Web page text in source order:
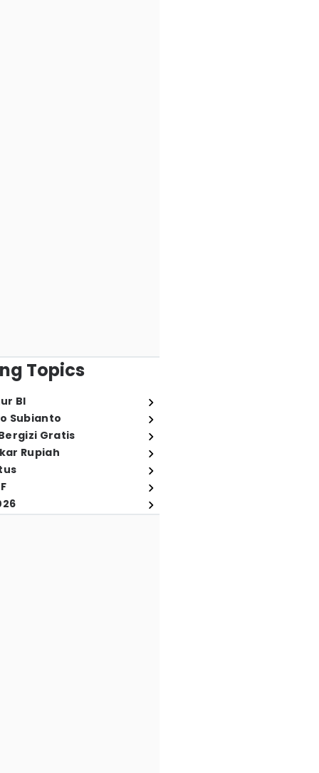
Topics
BI
Subianto
Gratis
Rupiah